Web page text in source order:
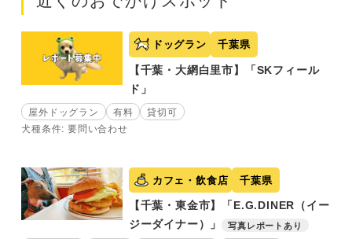
ドッグラン 千葉県
【千葉・大網白里市】「SKフィール
ド」
屋外ドッグラン 有料
貸切可
犬種条件: 要問い合わせ
カフェ・飲食店 千葉県
【千葉・東金市】「E.G.DINER（イー
ジーダイナー）」
写真レポートあり